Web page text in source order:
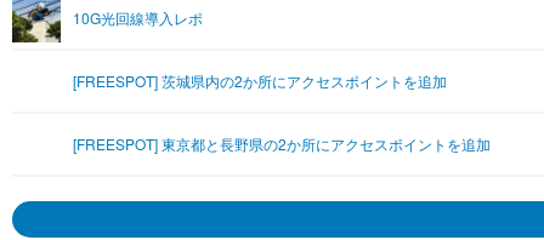
音楽
ペット
その他
リリース一覧
プッシュ通知の停止方法
10G光回線導入レポ
[FREESPOT] 茨城県内の2か所にアクセスポイントを追加
[FREESPOT] 東京都と長野県の2か所にアクセスポイントを追加